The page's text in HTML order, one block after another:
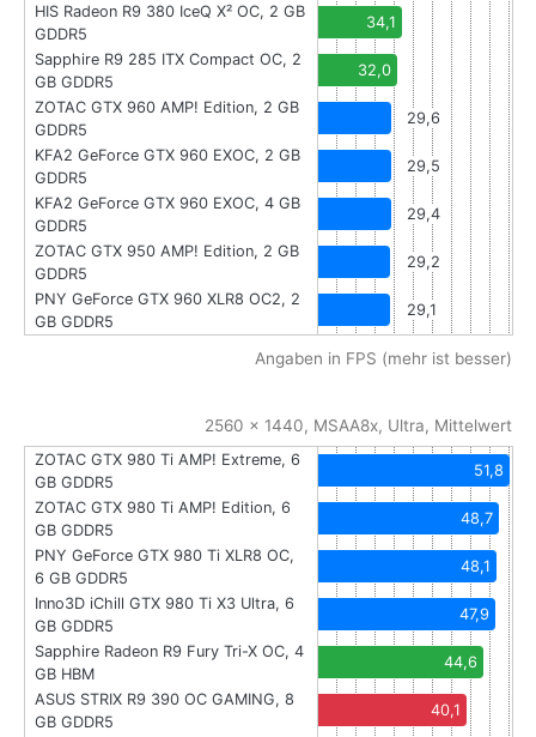
HIS Radeon R9 380 IceQ X² OC, 2 GB
GDDR5
34,1
Sapphire R9 285 ITX Compact OC, 2
GB GDDR5
32,0
ZOTAC GTX 960 AMP! Edition, 2 GB
GDDR5
29,6
KFA2 GeForce GTX 960 EXOC, 2 GB
GDDR5
29,5
KFA2 GeForce GTX 960 EXOC, 4 GB
GDDR5
29,4
ZOTAC GTX 950 AMP! Edition, 2 GB
GDDR5
29,2
PNY GeForce GTX 960 XLR8 OC2, 2
GB GDDR5
29,1
Angaben in FPS (mehr ist besser)
2560 x 1440, MSAA8x, Ultra, Mittelwert
ZOTAC GTX 980 Ti AMP! Extreme, 6
GB GDDR5
51,8
ZOTAC GTX 980 Ti AMP! Edition, 6
GB GDDR5
48,7
PNY GeForce GTX 980 Ti XLR8 OC,
6 GB GDDR5
48,1
Inno3D iChill GTX 980 Ti X3 Ultra, 6
GB GDDR5
47,9
Sapphire Radeon R9 Fury Tri-X OC, 4
GB HBM
44,6
ASUS STRIX R9 390 OC GAMING, 8
GB GDDR5
40,1